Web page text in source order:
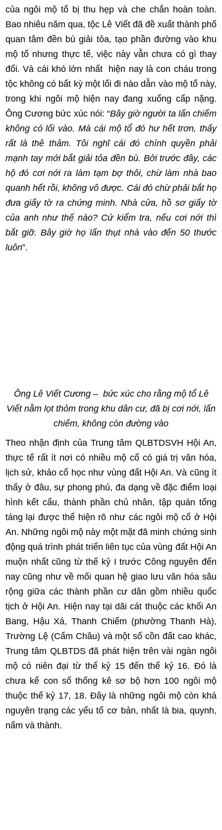
của ngôi mộ tổ bị thu hẹp và che chắn hoàn toàn.
Bao nhiêu năm qua, tộc Lê Viết đã đề xuất thành phố
quan tâm đền bù giải tỏa, tạo phần đường vào khu
mộ tổ nhưng thực tế, việc này vẫn chưa có gì thay
đổi. Và cái khó lớn nhất hiện nay là con cháu trong
tộc không có bất kỳ một lối đi nào dẫn vào mộ tổ này,
trong khi ngôi mộ hiện nay đang xuống cấp nặng.
Ông Cương bức xúc nói: “Bây giờ người ta lấn chiếm
không có lối vào. Mà cái mộ tổ đó hư hết trơn, thấy
rất là thê thảm. Tôi nghĩ cái đó chính quyền phải
mạnh tay mới bắt giải tỏa đền bù. Bởi trước đây, các
hộ đó cơi nới ra làm tạm bợ thôi, chừ làm nhà bao
quanh hết rồi, không vô được. Cái đó chừ phải bắt họ
đưa giấy tờ ra chứng minh. Nhà cửa, hồ sơ giấy tờ
của anh như thế nào? Cứ kiểm tra, nếu cơi nới thì
bắt giỡ. Bây giờ họ lấn thụt nhà vào đến 50 thước
luôn”.
Ông Lê Viết Cương – bức xúc cho rằng mộ tổ Lê
Viết nằm lọt thỏm trong khu dân cư, đã bị cơi nới, lấn
chiếm, không còn đường vào
Theo nhận định của Trung tâm QLBTDSVH Hội An,
thực tế rất ít nơi có nhiều mộ cổ có giá trị văn hóa,
lịch sử, khảo cổ học như vùng đất Hội An. Và cũng ít
thấy ở đâu, sự phong phú, đa dạng về đặc điểm loại
hình kết cấu, thành phần chủ nhân, tập quán tống
táng lại được thể hiện rõ như các ngôi mộ cổ ở Hội
An. Những ngôi mộ này một mặt đã minh chứng sinh
động quá trình phát triển liên tục của vùng đất Hội An
muộn nhất cũng từ thế kỷ I trước Công nguyên đến
nay cũng như về mối quan hệ giao lưu văn hóa sâu
rộng giữa các thành phần cư dân gồm nhiều quốc
tịch ở Hội An. Hiện nay tại dãi cát thuộc các khối An
Bang, Hậu Xá, Thanh Chiếm (phường Thanh Hà),
Trường Lệ (Cẩm Châu) và một số cồn đất cao khác,
Trung tâm QLBTDS đã phát hiện trên vài ngàn ngôi
mộ có niên đại từ thế kỷ 15 đến thế kỷ 16. Đó là
chưa kể con số thống kê sơ bộ hơn 100 ngôi mộ
thuộc thế kỷ 17, 18. Đây là những ngôi mộ còn khá
nguyên trạng các yếu tố cơ bản, nhất là bia, quynh,
nấm và thành.